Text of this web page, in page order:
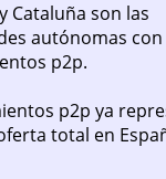
Cataluña son las
autónomas
p2p.
p2p ya
total en